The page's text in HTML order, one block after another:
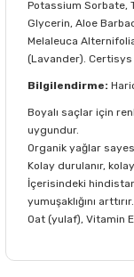
Potassium Sorbate,
Glycerin, Aloe
Melaleuca
(Lavander). Certisys
Bilgilendirme:
Boyalı saçlar için
uygundur.
Organik yağlar
Kolay durulanır, kolay
İçerisindeki hindistan
yumuşaklığını arttırır.
Oat (yulaf), Vitamin